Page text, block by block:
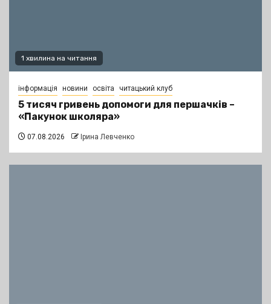
1 хвилина на читання
інформація новини освіта читацький клуб
5 тисяч гривень допомоги для першачків –
«Пакунок школяра»
07.08.2026 Ірина Левченко